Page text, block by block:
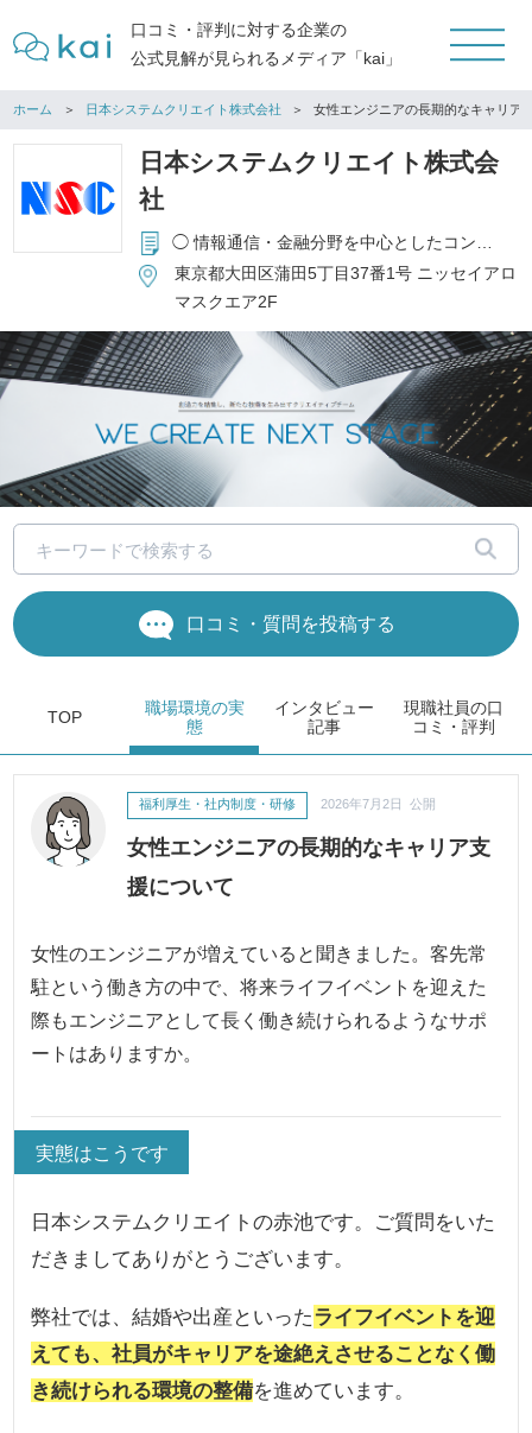
口コミ・評判に対する企業の
公式見解が見られるメディア「kai」
ホーム 日本システムクリエイト株式会社 女性エンジニアの長期的なキャリア
日本システムクリエイト株式会
社
◯ 情報通信・金融分野を中心としたコンピュータシステムの開発 ◯ パッケージソフトの企画・開発・販売 ◯ コンピュータシステム関連の付帯サービスの提供
東京都大田区蒲田5丁目37番1号 ニッセイアロ
マスクエア2F
口コミ・質問を投稿する
TOP
職場環境の実
態
インタビュー
記事
現職社員の口
コミ・評判
女性エンジニアの長期的なキャリア支
援について
福利厚生・社内制度・研修 2026年7月2日 公開
女性のエンジニアが増えていると聞きました。客先常
駐という働き方の中で、将来ライフイベントを迎えた
際もエンジニアとして長く働き続けられるようなサポ
ートはありますか。
実態はこうです
日本システムクリエイトの赤池です。ご質問をいた
だきましてありがとうございます。
弊社では、結婚や出産といったライフイベントを迎
えても、社員がキャリアを途絶えさせることなく働
き続けられる環境の整備を進めています。